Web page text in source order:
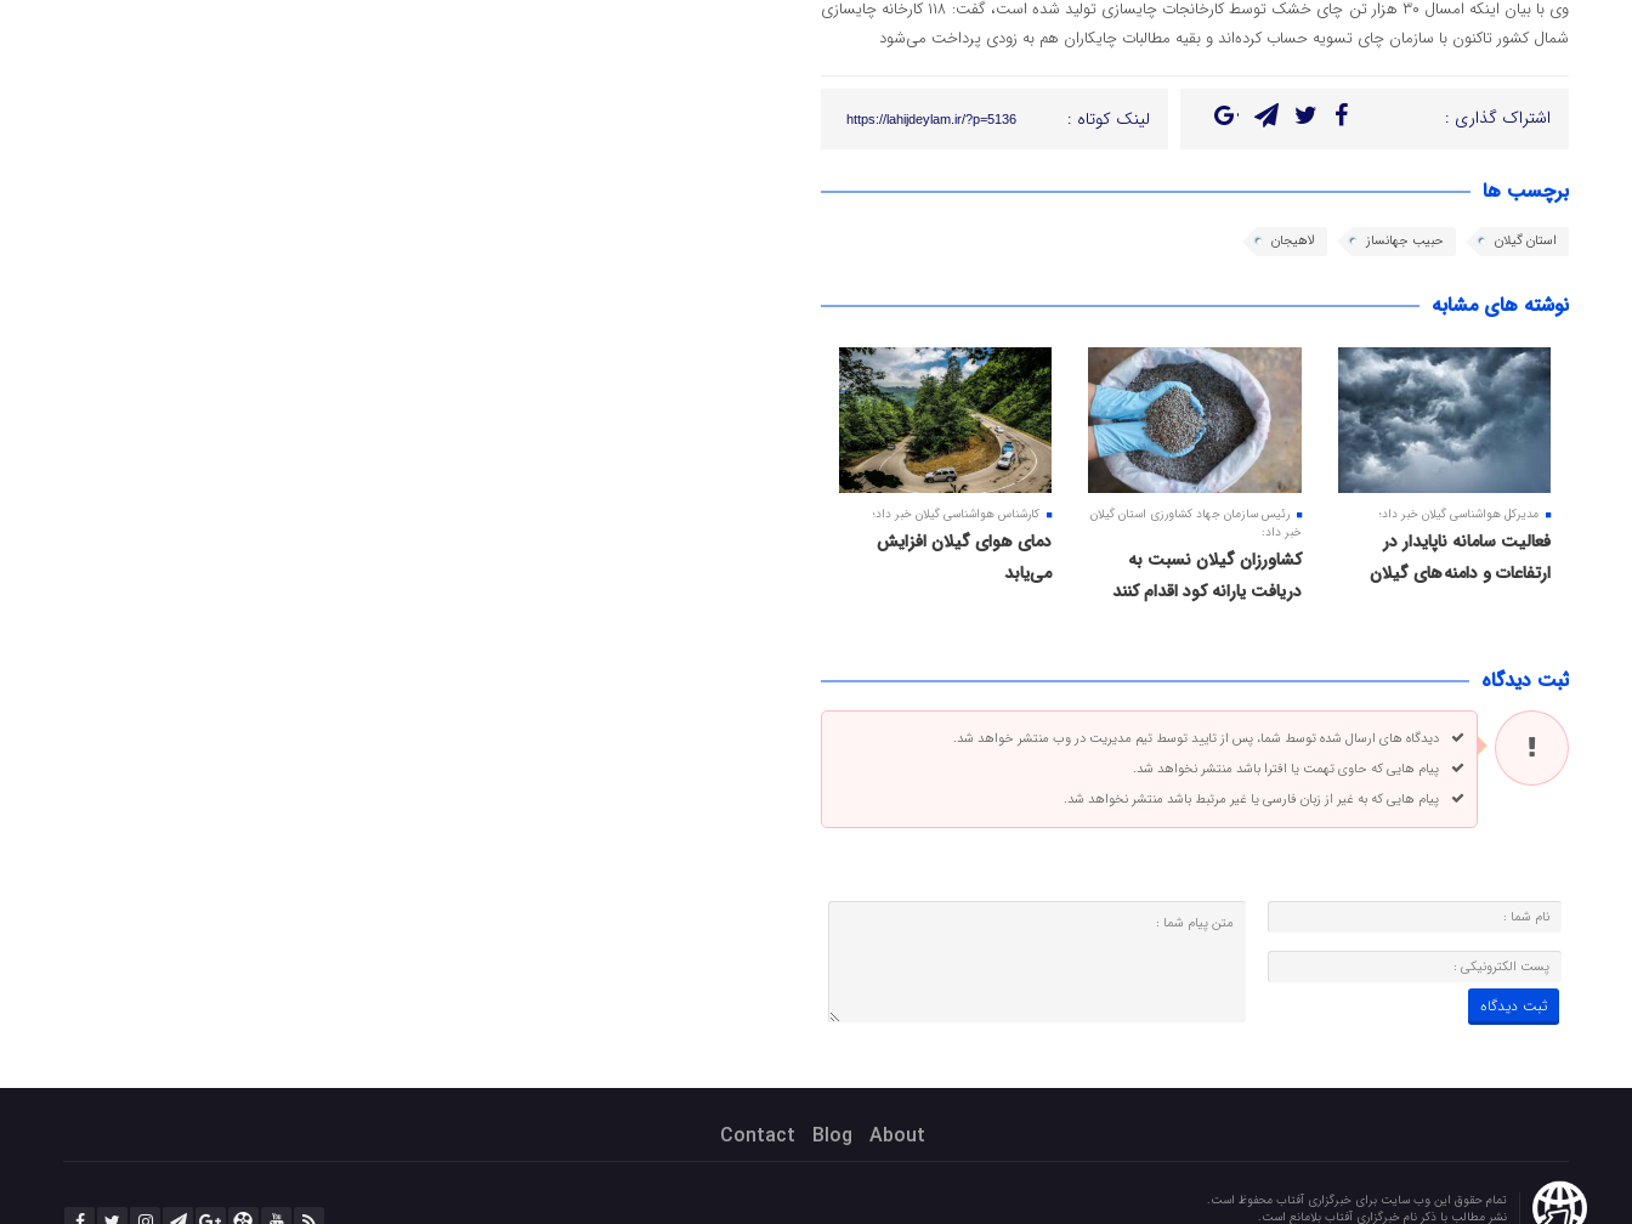
وی با بیان اینکه امسال ۳۰ هزار تن چای خشک توسط کارخانجات چایسازی تولید شده است، گفت: ۱۱۸ کارخانه چایسازی
شمال کشور تاکنون با سازمان چای تسویه حساب کرده‌اند و بقیه مطالبات چایکاران هم به زودی پرداخت می‌شود
اشتراک گذاری : لینک کوتاه : https://lahijdeylam.ir/?p=5136
برچسب ها
استان گیلان حبیب جهانساز لاهیجان
نوشته های مشابه
مدیرکل هواشناسی گیلان خبر داد؛
فعالیت سامانه ناپایدار در
ارتفاعات و دامنه های گیلان
رئیس سازمان جهاد کشاورزی استان گیلان
خبر داد:
کشاورزان گیلان نسبت به
دریافت یارانه کود اقدام کنند
کارشناس هواشناسی گیلان خبر داد؛
دمای هوای گیلان افزایش
می‌یابد
ثبت دیدگاه
دیدگاه های ارسال شده توسط شما، پس از تایید توسط تیم مدیریت در وب منتشر خواهد شد.
پیام هایی که حاوی تهمت یا افترا باشد منتشر نخواهد شد.
پیام هایی که به غیر از زبان فارسی یا غیر مرتبط باشد منتشر نخواهد شد.
About
Blog
Contact
تمام حقوق این وب سایت برای خبرگزاری آفتاب محفوظ است.
نشر مطالب با ذکر نام خبرگزاری آفتاب بلامانع است.